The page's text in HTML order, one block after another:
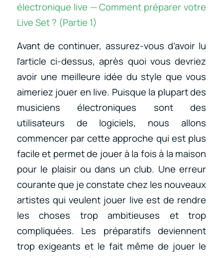
électronique live — Comment préparer votre
Live Set ? (Partie 1)
Avant de continuer, assurez-vous d’avoir lu
l’article ci-dessus, après quoi vous devriez
avoir une meilleure idée du style que vous
aimeriez jouer en live. Puisque la plupart des
musiciens électroniques sont des
utilisateurs de logiciels, nous allons
commencer par cette approche qui est plus
facile et permet de jouer à la fois à la maison
pour le plaisir ou dans un club. Une erreur
courante que je constate chez les nouveaux
artistes qui veulent jouer live est de rendre
les choses trop ambitieuses et trop
compliquées. Les préparatifs deviennent
trop exigeants et le fait même de jouer le